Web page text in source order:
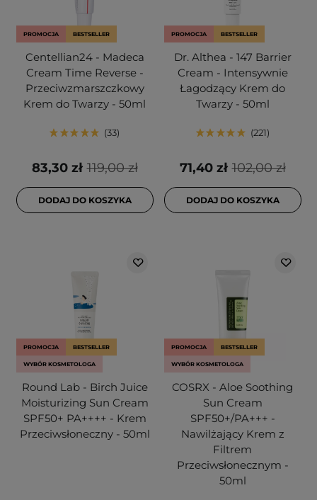
PROMOCJA BESTSELLER
Centellian24 - Madeca
Cream Time Reverse -
Przeciwzmarszczkowy
Krem do Twarzy - 50ml
33
119,00 zł
83,30 zł
DODAJ DO KOSZYKA
PROMOCJA BESTSELLER
Dr. Althea - 147 Barrier
Cream - Intensywnie
Łagodzący Krem do
Twarzy - 50ml
221
102,00 zł
71,40 zł
DODAJ DO KOSZYKA
PROMOCJA BESTSELLER
WYBÓR KOSMETOLOGA
Round Lab - Birch Juice
Moisturizing Sun Cream
SPF50+ PA++++ - Krem
Przeciwsłoneczny - 50ml
PROMOCJA BESTSELLER
WYBÓR KOSMETOLOGA
COSRX - Aloe Soothing
Sun Cream
SPF50+/PA+++ -
Nawilżający Krem z
Filtrem
Przeciwsłonecznym -
50ml